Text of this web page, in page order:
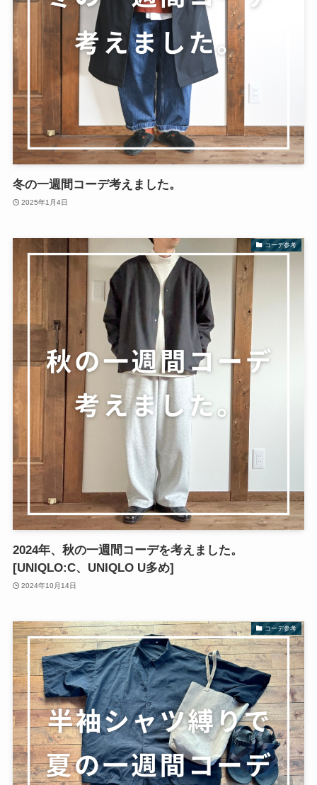
冬の一週間コーデ考えました。
2025年1月4日
コーデ参考
2024年、秋の一週間コーデを考えました。
[UNIQLO:C、UNIQLO U多め]
2024年10月14日
コーデ参考